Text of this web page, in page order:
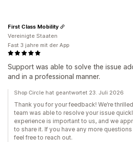
Support was able to solve the issue
and in a professional manner.
First Class Mobility
Vereinigte Staaten
Fast 3 jahre mit der App
Shop Circle hat geantwortet 23. Juli 2026
Thank you for your feedback! We’re
team was able to resolve your issue
experience is important to us, and we
to share it. If you have any more
feel free to reach out.